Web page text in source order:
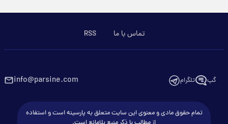
تماس با ما RSS
گپ تلگرام info@parsine.com
تمام حقوق مادی و معنوی این سایت متعلق به پارسینه است و استفاده